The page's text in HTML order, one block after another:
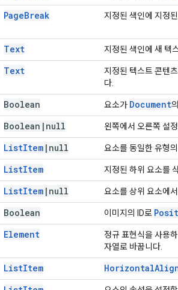
PageBreak 지정된 색인에 지정된
Text 지정된 색인에 새 텍
Text 지정된 텍스트 콘텐
다.
Boolean 요소가 Document
Boolean | null 왼쪽에서 오른쪽 설
ListItem | null 요소를 동일한 유형
ListItem 지정된 하위 요소를
ListItem | null 요소를 상위 요소에
Boolean 이미지의 ID로
Element
정규 표현식을 사용
자열로 바꿉니다.
ListItem Horizontal